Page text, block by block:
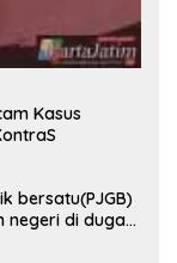
Kasus
bersatu(PJGB)
negeri di duga